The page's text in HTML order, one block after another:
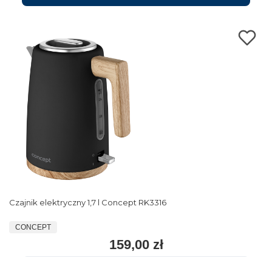
Czajnik elektryczny 1,7 l Concept RK3316
CONCEPT
159,00 zł